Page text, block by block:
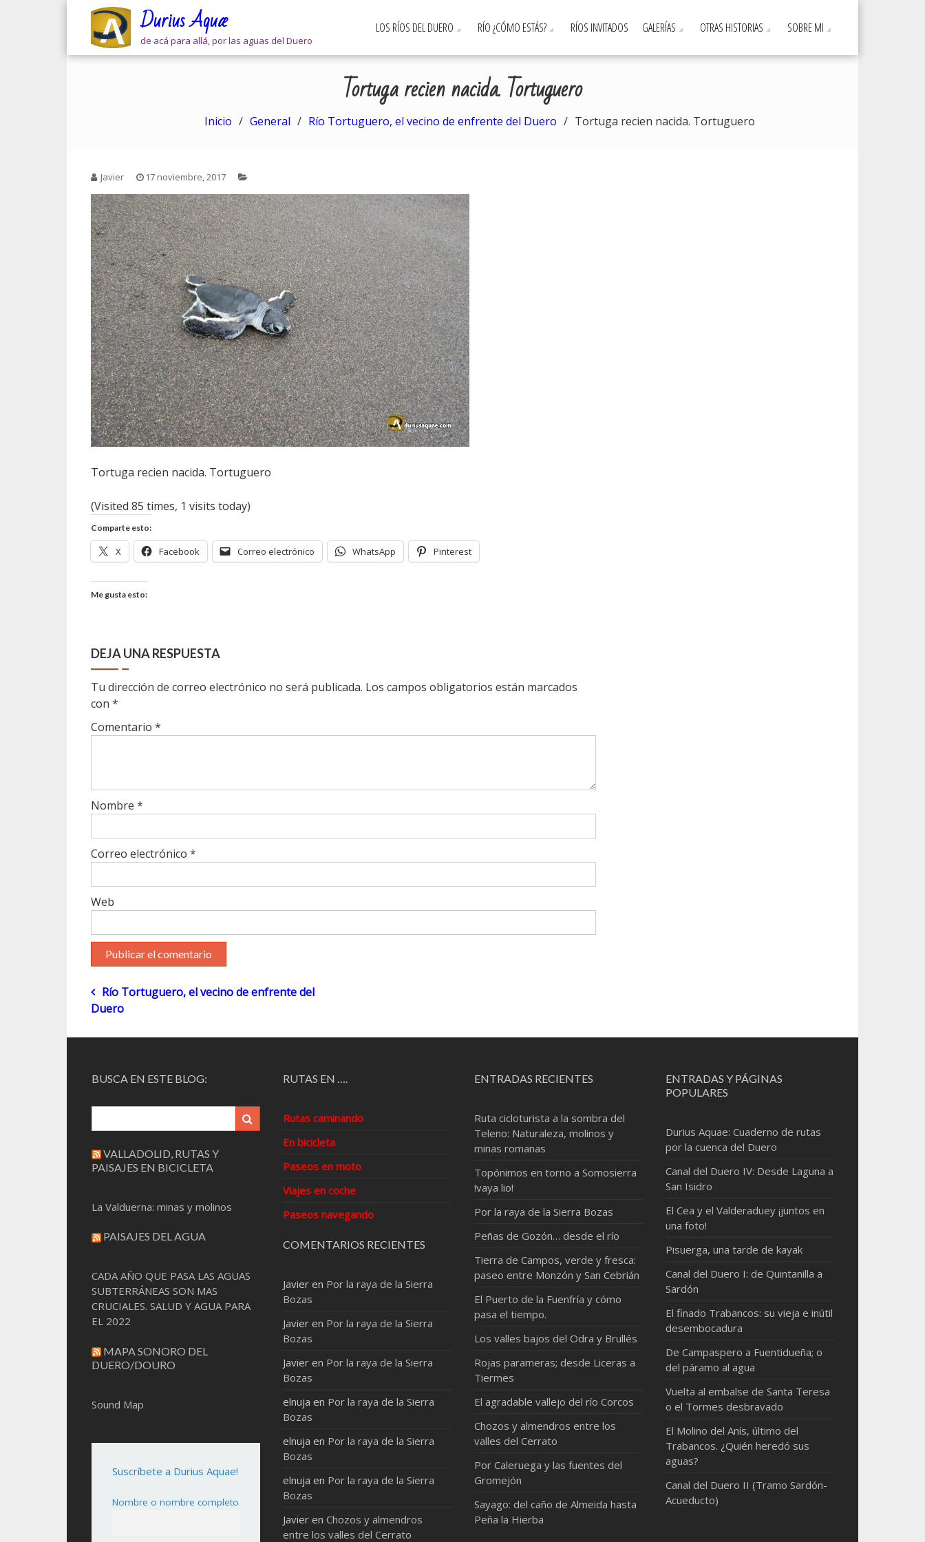
Durius Aquæ
de acá para allá, por las aguas del Duero
LOS RÍOS DEL DUERO RÍO ¿CÓMO ESTÁS? RÍOS INVITADOS GALERÍAS OTRAS HISTORIAS SOBRE MI
Tortuga recien nacida. Tortuguero
Inicio General Río Tortuguero, el vecino de enfrente del Duero Tortuga recien nacida. Tortuguero
Javier 17 noviembre, 2017
Tortuga recien nacida. Tortuguero
(Visited 85 times, 1 visits today)
Comparte esto:
X Facebook Correo electrónico WhatsApp Pinterest
Me gusta esto:
DEJA UNA RESPUESTA
Tu dirección de correo electrónico no será publicada. Los campos obligatorios están marcados
con *
Comentario *
Nombre *
Correo electrónico *
Web
Navegación
Río Tortuguero, el vecino de enfrente del
Duero
BUSCA EN ESTE BLOG:
VALLADOLID, RUTAS Y
PAISAJES EN BICICLETA
La Valduerna: minas y molinos
PAISAJES DEL AGUA
CADA AÑO QUE PASA LAS AGUAS
SUBTERRÁNEAS SON MAS
CRUCIALES. SALUD Y AGUA PARA
EL 2022
MAPA SONORO DEL
DUERO/DOURO
Sound Map
Suscríbete a Durius Aquae!
Nombre o nombre completo
RUTAS EN ….
Rutas caminando
En bicicleta
Paseos en moto
Viajes en coche
Paseos navegando
COMENTARIOS RECIENTES
Javier en Por la raya de la Sierra
Bozas
Javier en Por la raya de la Sierra
Bozas
Javier en Por la raya de la Sierra
Bozas
elnuja en Por la raya de la Sierra
Bozas
elnuja en Por la raya de la Sierra
Bozas
elnuja en Por la raya de la Sierra
Bozas
Javier enChozos y almendros
entre los valles del Cerrato
ENTRADAS RECIENTES
Ruta cicloturista a la sombra del
Teleno: Naturaleza, molinos y
minas romanas
Topónimos en torno a Somosierra
!vaya lio!
Por la raya de la Sierra Bozas
Peñas de Gozón… desde el río
Tierra de Campos, verde y fresca:
paseo entre Monzón y San Cebrián
El Puerto de la Fuenfría y cómo
pasa el tiempo.
Los valles bajos del Odra y Brullés
Rojas parameras; desde Liceras a
Tiermes
El agradable vallejo del río Corcos
Chozos y almendros entre los
valles del Cerrato
Por Caleruega y las fuentes del
Gromejón
Sayago: del caño de Almeida hasta
Peña la Hierba
ENTRADAS Y PÁGINAS
POPULARES
Durius Aquae: Cuaderno de rutas
por la cuenca del Duero
Canal del Duero IV: Desde Laguna a
San Isidro
El Cea y el Valderaduey ¡juntos en
una foto!
Pisuerga, una tarde de kayak
Canal del Duero I: de Quintanilla a
Sardón
El finado Trabancos: su vieja e inútil
desembocadura
De Campaspero a Fuentidueña; o
del páramo al agua
Vuelta al embalse de Santa Teresa
o el Tormes desbravado
El Molino del Anís, último del
Trabancos. ¿Quién heredó sus
aguas?
Canal del Duero II (Tramo Sardón-
Acueducto)